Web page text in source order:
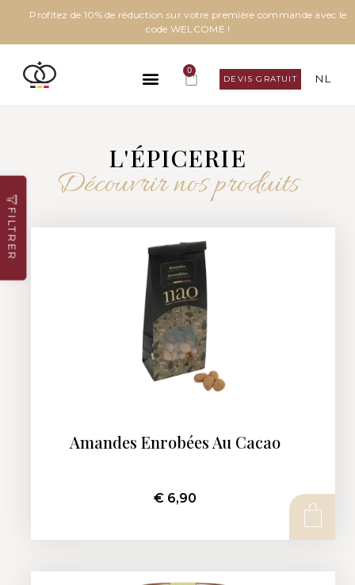
Profitez de 10% de réduction sur votre première commande avec le
code WELCOME !
0
DEVIS GRATUIT NL
L'ÉPICERIE
Découvrir nos produits
FILTRER
Amandes Enrobées Au Cacao
€ 6,90